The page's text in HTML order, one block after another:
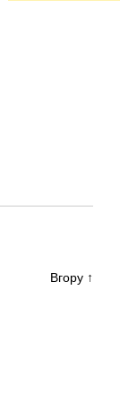
Вгору ↑